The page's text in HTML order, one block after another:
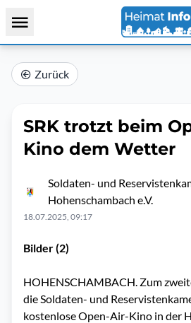
Zurück
SRK trotzt beim
Kino dem Wetter
Soldaten- und
Hohenschambach e.V.
18.07.2025, 09:17
Bilder (2)
HOHENSCHAMBACH. Zum
die Soldaten- und
kostenlose Open-Air-Kino in der